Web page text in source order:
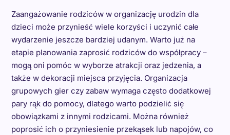
Zaangażowanie rodziców w organizację urodzin dla
dzieci może przynieść wiele korzyści i uczynić całe
wydarzenie jeszcze bardziej udanym. Warto już na
etapie planowania zaprosić rodziców do współpracy –
mogą oni pomóc w wyborze atrakcji oraz jedzenia, a
także w dekoracji miejsca przyjęcia. Organizacja
grupowych gier czy zabaw wymaga często dodatkowej
pary rąk do pomocy, dlatego warto podzielić się
obowiązkami z innymi rodzicami. Można również
poprosić ich o przyniesienie przekąsek lub napojów, co